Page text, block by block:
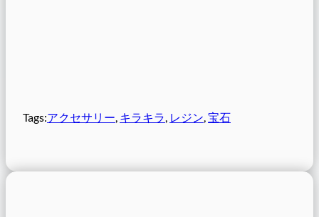
Tags:アクセサリー キラキラ レジン 宝石